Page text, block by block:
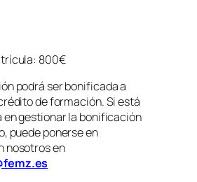
800€
podrá ser bonificada a
de formación. Si está
gestionar la bonificación
puede ponerse en
nosotros en